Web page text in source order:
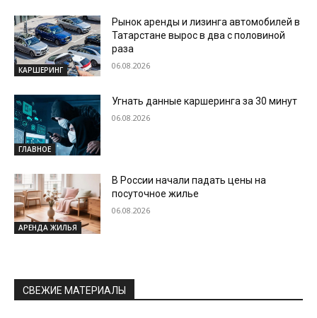
КАРШЕРИНГ
Рынок аренды и лизинга автомобилей в
Татарстане вырос в два с половиной
раза
06.08.2026
ГЛАВНОЕ
Угнать данные каршеринга за 30 минут
06.08.2026
АРЕНДА ЖИЛЬЯ
В России начали падать цены на
посуточное жилье
06.08.2026
СВЕЖИЕ МАТЕРИАЛЫ